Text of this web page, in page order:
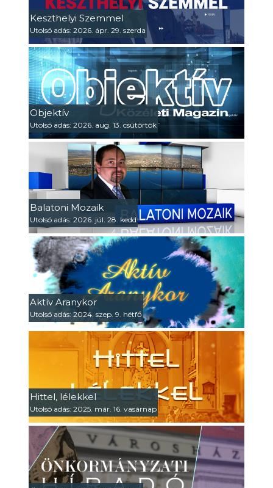
Keszthelyi Szemmel
Utolsó adás: 2026. ápr. 29. szerda
Objektív
Utolsó adás: 2026. aug. 13. csütörtök
Balatoni Mozaik
Utolsó adás: 2026. júl. 28. kedd
Aktív Aranykor
Utolsó adás: 2024. szep. 9. hétfő
Hittel, lélekkel
Utolsó adás: 2025. már. 16. vasárnap